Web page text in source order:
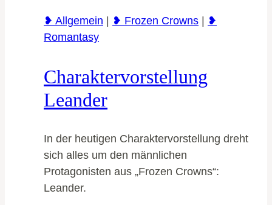
❥ Allgemein ❥ Frozen Crowns
❥
Romantasy
Charaktervorstellung
Leander
In der heutigen Charaktervorstellung dreht
sich alles um den männlichen
Protagonisten aus „Frozen Crowns“:
Leander.